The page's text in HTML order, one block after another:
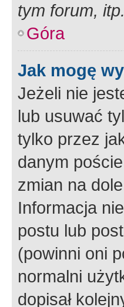
tym forum, itp.
Góra
Jak mogę
Jeżeli nie
lub usuwać
tylko przez
danym
zmian na
Informacja
postu lub
(powinni oni
normalni
dopisał